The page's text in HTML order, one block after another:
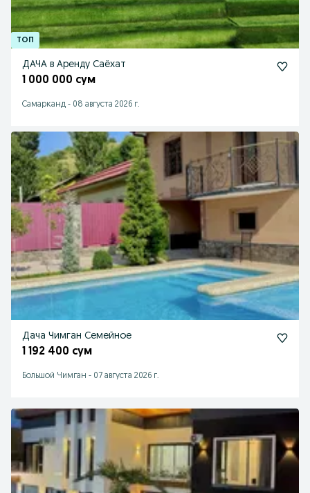
ДАЧА в Аренду Саёхат
1 000 000 сум
Самарканд - 08 августа 2026 г.
Дача Чимган Семейное
1 192 400 сум
Большой Чимган - 07 августа 2026 г.